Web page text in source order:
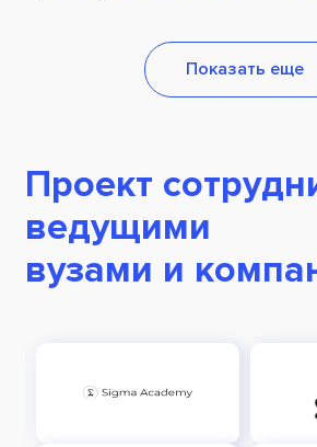
Показать еще
Проект
ведущими
вузами и